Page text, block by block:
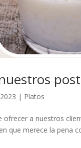
| Platos
ofrecer a nuestros
que merece la pena